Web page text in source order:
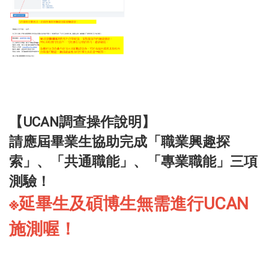
【UCAN調查操作說明】
請應屆畢業生協助完成「職業興趣探
索」、「共通職能」、「專業職能」三項
測驗！
※延畢生及碩博生無需進行UCAN